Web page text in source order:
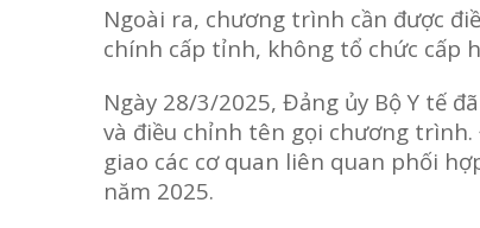
Ngoài ra, chương trình cần được
chính cấp tỉnh, không tổ chức cấp
Ngày 28/3/2025, Đảng ủy Bộ Y tế
và điều chỉnh tên gọi chương
giao các cơ quan liên quan phối
năm 2025.